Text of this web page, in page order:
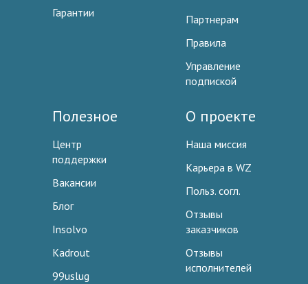
Гарантии
Партнерам
Правила
Управление
подпиской
Полезное
Центр
поддержки
Вакансии
Блог
Insolvo
Kadrout
99uslug
О проекте
Наша миссия
Карьера в WZ
Польз. согл.
Отзывы
заказчиков
Отзывы
исполнителей